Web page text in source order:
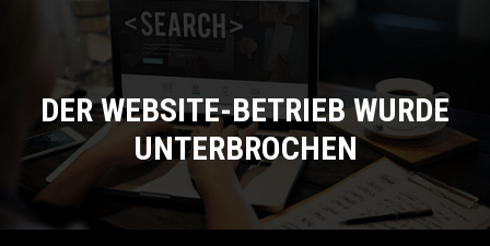
DER WEBSITE-BETRIEB WURDE
UNTERBROCHEN